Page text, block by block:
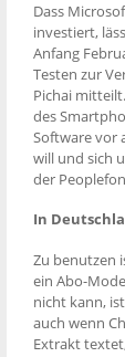
Dass
investiert,
Anfang
Testen zur
Pichai
des
Software vor
will und sich
der
In
Zu benutzen
ein Abo-
nicht kann,
auch wenn
Extrakt